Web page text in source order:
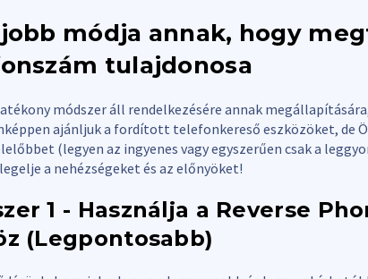
módja annak, hogy
tulajdonosa
módszer áll rendelkezésére annak
ajánljuk a fordított telefonkereső eszközöket, de
(legyen az ingyenes vagy egyszerűen csak a
a nehézségeket és az előnyöket!
1 - Használja a Reverse
(Legpontosabb)